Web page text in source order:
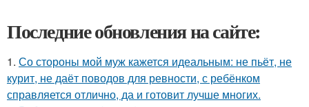
Последние обновления на сайте:
1. Со стороны мой муж кажется идеальным: не пьёт, не
курит, не даёт поводов для ревности, с ребёнком
справляется отлично, да и готовит лучше многих.